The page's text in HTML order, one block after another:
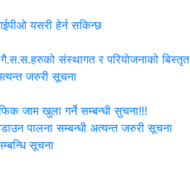
यसरी हेर्न सकिन्छ
गै.स.स.हरुको संस्थागत र परियोजनाको बिस्तृत
जरुरी सूचना
जाम खुला गर्ने सम्बन्धी सुचना!!!
पालना सम्बन्धी अत्यन्त जरुरी सूचना
सूचना